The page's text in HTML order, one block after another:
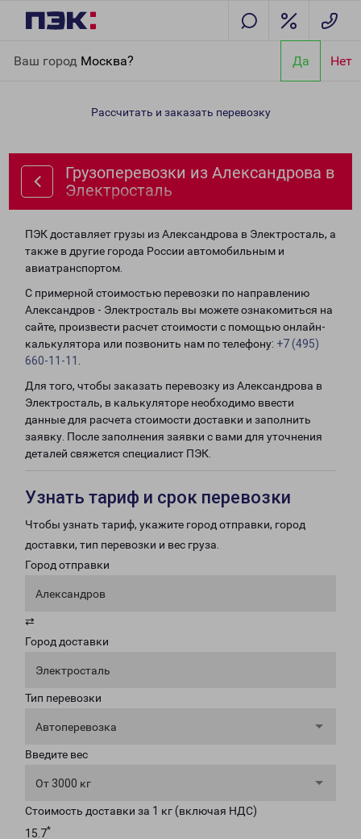
Ваш город Москва? Да Нет
Электросталь
Рассчитать и заказать перевозку
Грузоперевозки из Александрова в
Электросталь
ПЭК доставляет грузы из Александрова в Электросталь, а
также в другие города России автомобильным и
авиатранспортом.
С примерной стоимостью перевозки по направлению
Александров - Электросталь вы можете ознакомиться на
сайте, произвести расчет стоимости с помощью онлайн-
калькулятора или позвонить нам по телефону: +7 (495)
660-11-11
Для того, чтобы заказать перевозку из Александрова в
Электросталь, в калькуляторе необходимо ввести
данные для расчета стоимости доставки и заполнить
заявку. После заполнения заявки с вами для уточнения
деталей свяжется специалист ПЭК.
Узнать тариф и срок перевозки
Чтобы узнать тариф, укажите город отправки, город
доставки, тип перевозки и вес груза.
Город отправки
Александров
⇄
Город доставки
Электросталь
Тип перевозки
Автоперевозка
Введите вес
От 3000 кг
Стоимость доставки за 1 кг (включая НДС)
15.7*